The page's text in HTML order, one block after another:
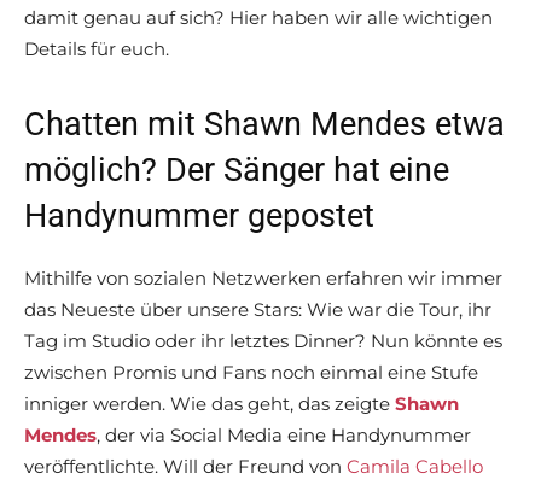
damit genau auf sich? Hier haben wir alle wichtigen
Details für euch.
Chatten mit Shawn Mendes etwa
möglich? Der Sänger hat eine
Handynummer gepostet
Mithilfe von sozialen Netzwerken erfahren wir immer
das Neueste über unsere Stars: Wie war die Tour, ihr
Tag im Studio oder ihr letztes Dinner? Nun könnte es
zwischen Promis und Fans noch einmal eine Stufe
inniger werden. Wie das geht, das zeigte Shawn
Mendes, der via Social Media eine Handynummer
veröffentlichte. Will der Freund von Camila Cabello